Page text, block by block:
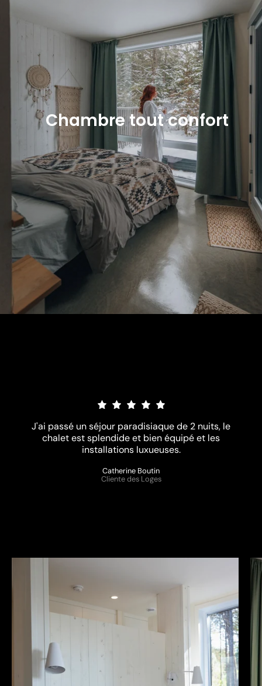
Chambre tout confort
J'ai passé un séjour paradisiaque de 2 nuits, le
chalet est splendide et bien équipé et les
installations luxueuses.
Catherine Boutin
Cliente des Loges